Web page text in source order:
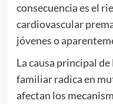
consecuencia es el
cardiovascular
jóvenes o
La causa principal
familiar radica en
afectan los